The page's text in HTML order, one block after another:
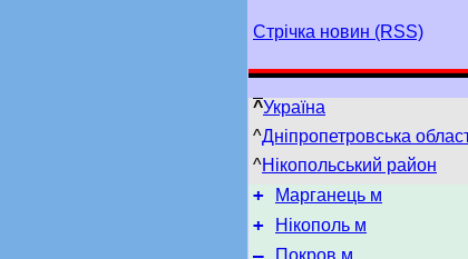
Стрічка новин (RSS)
^Україна
^Дніпропетровська
^Нікопольський район
+ Марганець м
+ Нікополь м
Покров м